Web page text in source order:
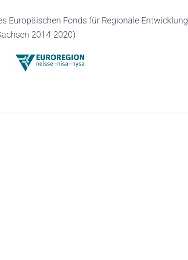
Europäischen Fonds für Regionale Entwicklung
2014-2020)